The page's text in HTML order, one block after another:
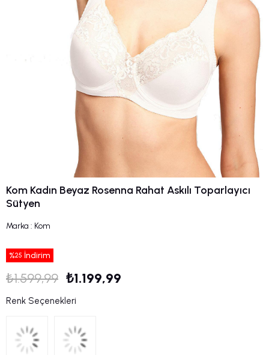
Kom Kadın Beyaz Rosenna Rahat Askılı Toparlayıcı
Sütyen
Marka : Kom
%25 İndirim
₺1.599,99 ₺1.199,99
Renk Seçenekleri